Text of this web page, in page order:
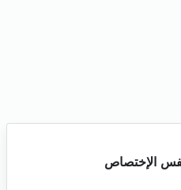
الإختصاص